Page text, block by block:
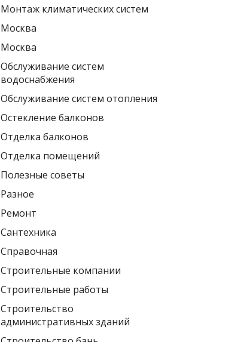
Монтаж климатических систем
Москва
Москва
Обслуживание систем
водоснабжения
Обслуживание систем отопления
Остекление балконов
Отделка балконов
Отделка помещений
Полезные советы
Разное
Ремонт
Сантехника
Справочная
Строительные компании
Строительные работы
Строительство
административных зданий